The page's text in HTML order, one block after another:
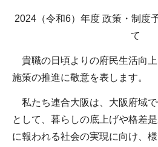
2024（令和6）年度 政策・制度
て
貴職の日頃よりの府民生活向
施策の推進に敬意を表します。
私たち連合大阪は、大阪府域
として、暮らしの底上げや格差
に報われる社会の実現に向け、